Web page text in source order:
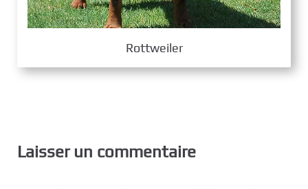
Rottweiler
Laisser un commentaire